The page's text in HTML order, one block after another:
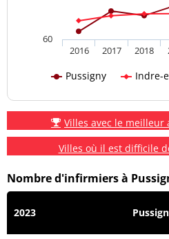
Pussigny Indre-
2016 2017 2018
60
Villes avec le meilleur
Villes où il est difficile
Nombre d'infirmiers à
2023